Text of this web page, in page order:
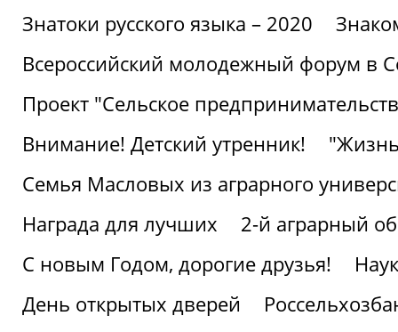
Знатоки русского языка – 2020
Всероссийский молодежный форум в
Проект "Сельское
Внимание! Детский утренник!
Семья Масловых из аграрного
Награда для лучших
2-й аграрный
С новым Годом, дорогие друзья!
День открытых дверей